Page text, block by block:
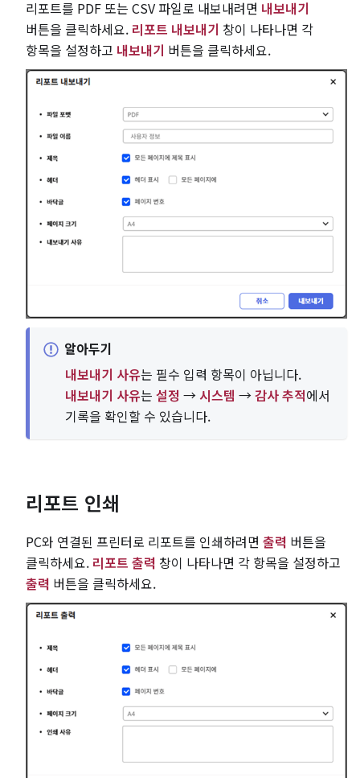
리포트를 PDF 또는 CSV 파일로 내보내려면 내보내기
버튼을 클릭하세요. 리포트 내보내기 창이 나타나면 각
항목을 설정하고 내보내기 버튼을 클릭하세요.
알아두기
내보내기 사유는 필수 입력 항목이 아닙니다.
내보내기 사유는 설정 → 시스템 →감사 추적에서
기록을 확인할 수 있습니다.
리포트 인쇄
PC와 연결된 프린터로 리포트를 인쇄하려면 출력 버튼을
클릭하세요. 리포트 출력 창이 나타나면 각 항목을 설정하고
출력 버튼을 클릭하세요.